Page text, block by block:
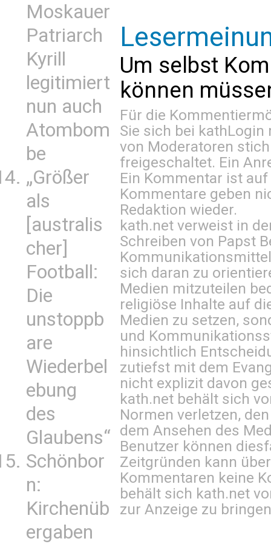
Moskauer
Patriarch
Kyrill
legitimiert
nun auch
Atombom
be
„Größer
als
[australis
cher]
Football:
Die
unstoppb
are
Wiederbel
ebung
des
Glaubens“
Schönbor
n:
Kirchenüb
ergaben
Um selbst
können
Für die
Sie sich bei kathLogin
von Moderatoren
freigeschaltet. Ein
Ein Kommentar ist
Kommentare geben
Redaktion wieder.
kath.net verweist in
Schreiben von Papst
sich daran zu
Medien mitzuteilen
religiöse Inhalte auf
Medien zu setzen,
und
hinsichtlich
zutiefst mit dem
nicht explizit davon
kath.net behält sich
Normen verletzen,
dem Ansehen des
Benutzer können
Zeitgründen kann
Kommentaren keine
behält sich kath.net
zur Anzeige zu